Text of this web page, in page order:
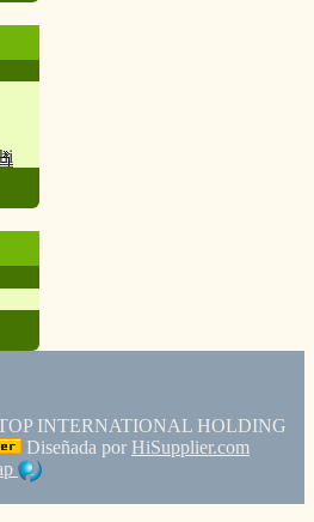
INTERNATIONAL HOLDING
Diseñada por HiSupplier.com